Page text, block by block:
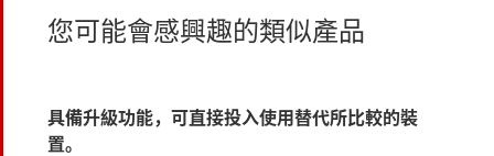
您可能會感興趣的類似產品
具備升級功能，可直接投入使用替代所比較的裝
置。